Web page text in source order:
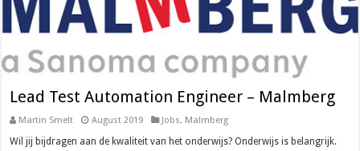
Lead Test Automation Engineer – Malmberg
Martin Smelt August 2019 Jobs, Malmberg
Wil jij bijdragen aan de kwaliteit van het onderwijs? Onderwijs is belangrijk.